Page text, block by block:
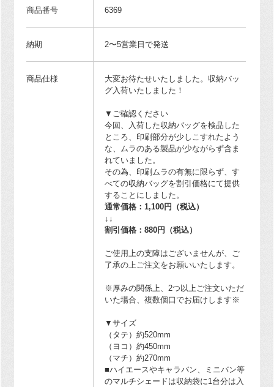
商品番号 6369
納期 2〜5営業日で発送
商品仕様
大変お待たせいたしました。収納バッ
グ入荷いたしました！
▼ご確認ください
今回、入荷した収納バッグを検品した
ところ、印刷部分が少しこすれたよう
な、ムラのある製品が少ながらず含ま
れていました。
その為、印刷ムラの有無に限らず、す
べての収納バッグを割引価格にて提供
することにしました。
通常価格：1,100円（税込）
↓↓
割引価格：880円（税込）
ご使用上の支障はございませんが、ご
了承の上ご注文をお願いいたします。
※厚みの関係上、2つ以上ご注文いただ
いた場合、複数個口でお届けします※
▼サイズ
（タテ）約520mm
（ヨコ）約450mm
（マチ）約270mm
■ハイエースやキャラバン、ミニバン等
のマルチシェードは収納袋に1台分は入